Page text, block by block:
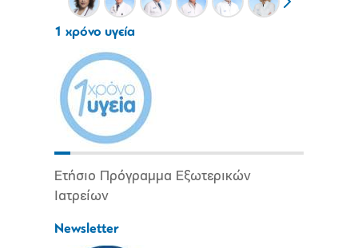
1 χρόνο υγεία
Ετήσιο Πρόγραμμα Εξωτερικών
Ιατρείων
Newsletter